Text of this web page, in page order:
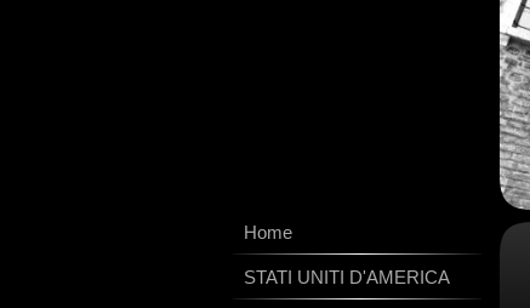
Home
STATI UNITI D'AMERICA